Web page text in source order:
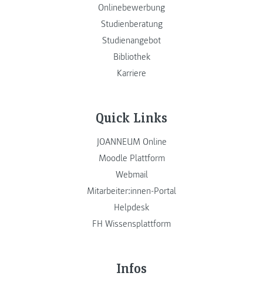
Onlinebewerbung
Studienberatung
Studienangebot
Bibliothek
Karriere
Quick Links
JOANNEUM Online
Moodle Plattform
Webmail
Mitarbeiter:innen-Portal
Helpdesk
FH Wissensplattform
Infos